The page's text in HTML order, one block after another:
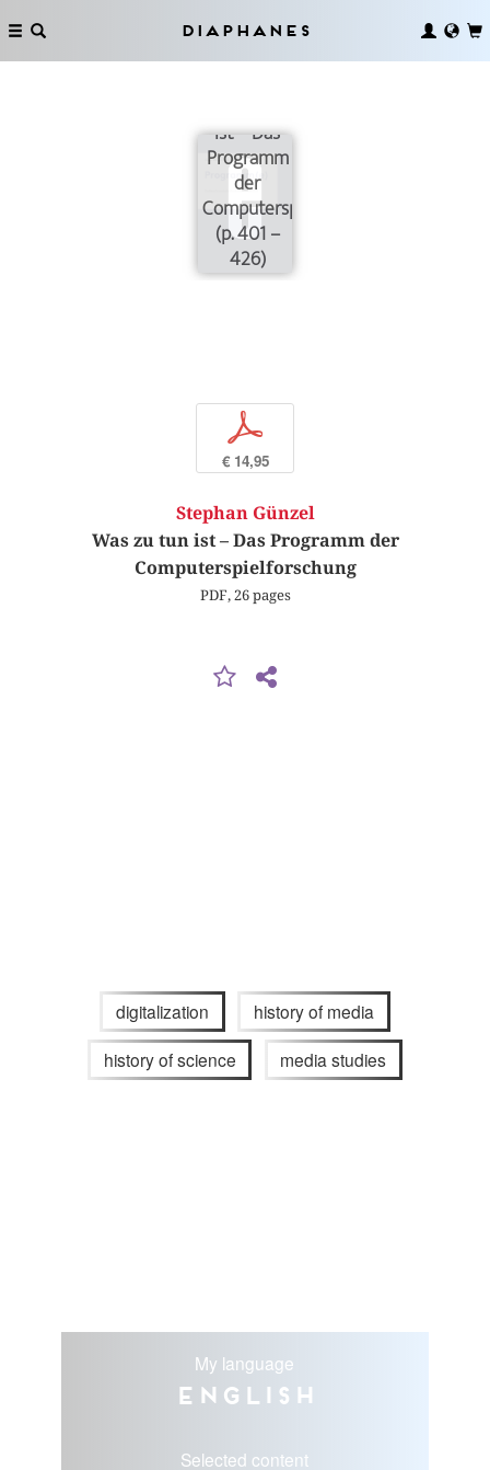
Diaphanes
ist – Das
Programm
der
Computerspielforschung
(p. 401 –
426)
p
€ 14,95
Stephan Günzel
Was zu tun ist – Das Programm der
Computerspielforschung
PDF, 26 pages
digitalization history of media
history of science media studies
My language
English
Selected content